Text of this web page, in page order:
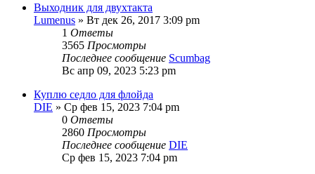
Выходник для двухтакта
Lumenus » Вт дек 26, 2017 3:09 pm
1 Ответы
3565 Просмотры
Последнее сообщение Scumbag
Вс апр 09, 2023 5:23 pm
Куплю седло для флойда
DIE » Ср фев 15, 2023 7:04 pm
0 Ответы
2860 Просмотры
Последнее сообщение DIE
Ср фев 15, 2023 7:04 pm